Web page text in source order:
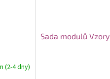
(2-4 dny)
Sada modulů Vzory